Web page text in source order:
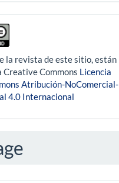
la revista de este sitio, están
Creative Commons Licencia
Atribución-NoComercial-
4.0 Internacional